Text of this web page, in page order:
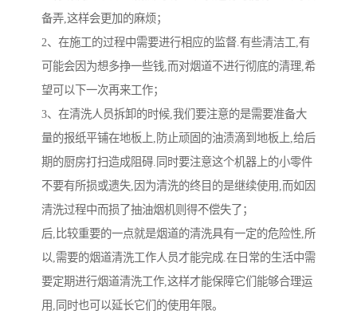
备弄,这样会更加的麻烦；
2、在施工的过程中需要进行相应的监督.有些清洁工,有
可能会因为想多挣一些钱,而对烟道不进行彻底的清理,希
望可以下一次再来工作；
3、在清洗人员拆卸的时候,我们要注意的是需要准备大
量的报纸平铺在地板上,防止顽固的油渍滴到地板上,给后
期的厨房打扫造成阻碍.同时要注意这个机器上的小零件
不要有所损或遗失,因为清洗的终目的是继续使用,而如因
清洗过程中而损了抽油烟机则得不偿失了；
后,比较重要的一点就是烟道的清洗具有一定的危险性,所
以,需要的烟道清洗工作人员才能完成.在日常的生活中需
要定期进行烟道清洗工作,这样才能保障它们能够合理运
用,同时也可以延长它们的使用年限。